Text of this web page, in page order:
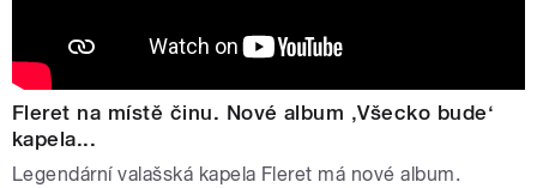
Fleret na místě činu. Nové album ‚Všecko bude‘
kapela...
Legendární valašská kapela Fleret má nové album.